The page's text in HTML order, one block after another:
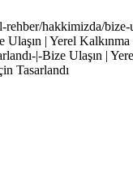
rehber/hakkimizda/bize-
Ulaşın | Yerel Kalkınma
|-Bize Ulaşın |
Tasarlandı